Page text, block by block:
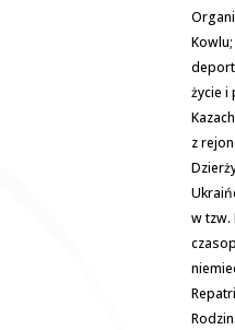
życie i
z
w tzw.